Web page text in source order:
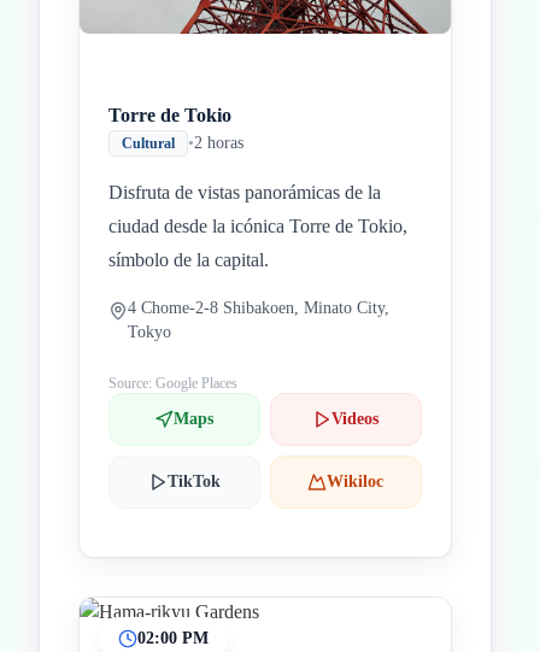
Torre de Tokio
Cultural •2 horas
Disfruta de vistas panorámicas de la
ciudad desde la icónica Torre de Tokio,
símbolo de la capital.
4 Chome-2-8 Shibakoen, Minato City,
Tokyo
Source: Google Places
Maps Videos
TikTok Wikiloc
02:00 PM